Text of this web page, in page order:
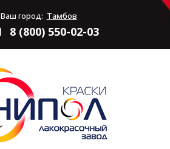
Ваш город: Тамбов
8 (800) 550-02-03